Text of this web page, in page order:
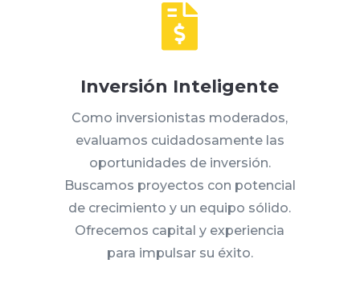

Inversión Inteligente
Como inversionistas moderados,
evaluamos cuidadosamente las
oportunidades de inversión.
Buscamos proyectos con potencial
de crecimiento y un equipo sólido.
Ofrecemos capital y experiencia
para impulsar su éxito.